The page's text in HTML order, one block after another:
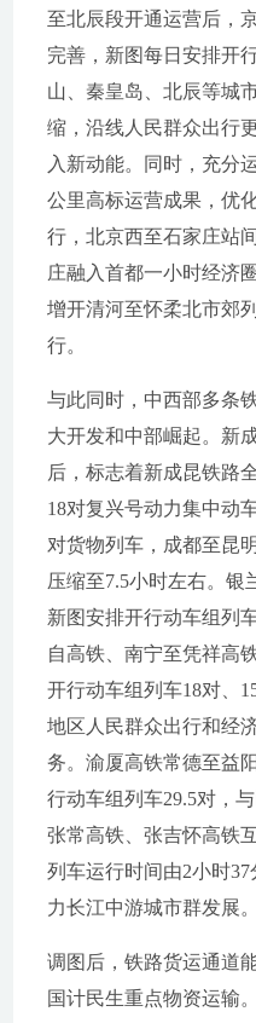
至北辰段开通运营后，
完善，新图每日安排开
山、秦皇岛、北辰等城
缩，沿线人民群众出行
入新动能。同时，充分
公里高标运营成果，优
行，北京西至石家庄站
庄融入首都一小时经济
增开清河至怀柔北市郊
行。
与此同时，中西部多条
大开发和中部崛起。新
后，标志着新成昆铁路
18对复兴号动力集中动
对货物列车，成都至昆
压缩至7.5小时左右。银
新图安排开行动车组列
自高铁、南宁至凭祥高
开行动车组列车18对、
地区人民群众出行和经
务。渝厦高铁常德至益
行动车组列车29.5对，
张常高铁、张吉怀高铁
列车运行时间由2小时
力长江中游城市群发展。
调图后，铁路货运通道
国计民生重点物资运输